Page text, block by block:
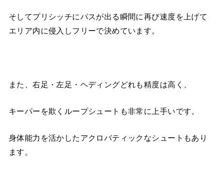
そしてプリシッチにパスが出る瞬間に再び速度を上げて
エリア内に侵入しフリーで決めています。
また、右足・左足・ヘディングどれも精度は高く、
キーパーを欺くループシュートも非常に上手いです。
身体能力を活かしたアクロバティックなシュートもあり
ます。